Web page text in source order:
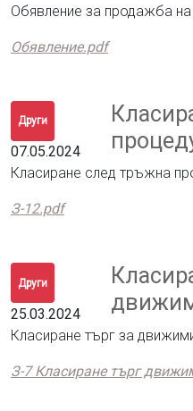
Обявление за продажба
Обявление.pdf
Други
07.05.2024
Класиране след тръжна
З-12.pdf
Други
25.03.2024
Класиране търг за
З-7 Класиране търг